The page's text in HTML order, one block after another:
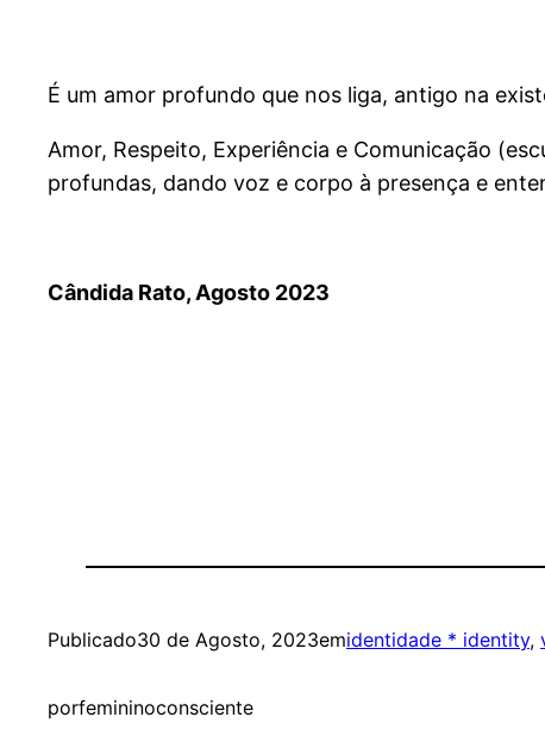
É um amor profundo que nos liga, antigo na
Amor, Respeito, Experiência e Comunicação
profundas, dando voz e corpo à presença e
Cândida Rato, Agosto 2023
Publicado30 de Agosto, 2023emidentidade * identity,
porfemininoconsciente